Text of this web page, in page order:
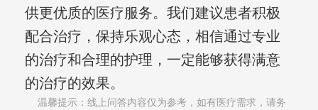
供更优质的医疗服务。我们建议患者积极
配合治疗，保持乐观心态，相信通过专业
的治疗和合理的护理，一定能够获得满意
的治疗的效果。
温馨提示：线上问答内容仅为参考，如有医疗需求，请务